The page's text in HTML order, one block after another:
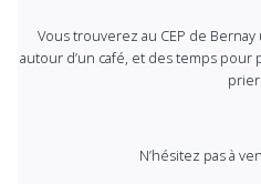
Vous trouverez au CEP de
autour d’un café, et des temps
prier
N’hésitez pas à